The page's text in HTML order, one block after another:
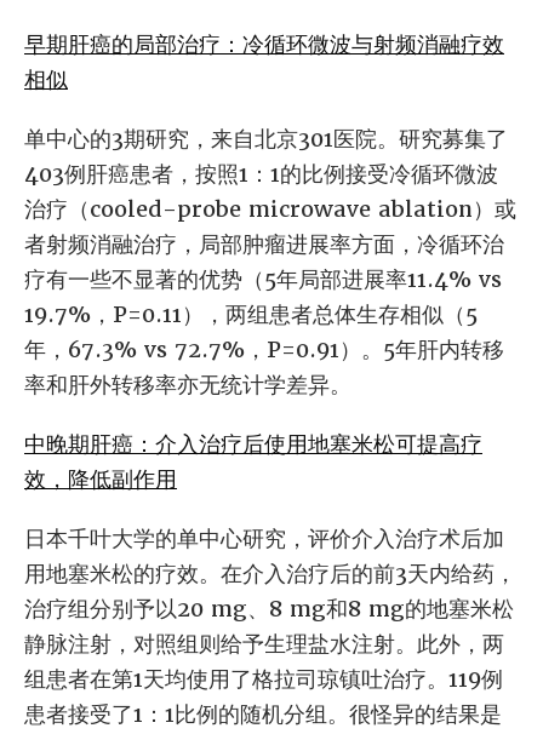
早期肝癌的局部治疗：冷循环微波与射频消融疗效
相似
单中心的3期研究，来自北京301医院。研究募集了
403例肝癌患者，按照1：1的比例接受冷循环微波
治疗（cooled-probe microwave ablation）或
者射频消融治疗，局部肿瘤进展率方面，冷循环治
疗有一些不显著的优势（5年局部进展率11.4% vs
19.7%，P=0.11），两组患者总体生存相似（5
年，67.3% vs 72.7%，P=0.91）。5年肝内转移
率和肝外转移率亦无统计学差异。
中晚期肝癌：介入治疗后使用地塞米松可提高疗
效，降低副作用
日本千叶大学的单中心研究，评价介入治疗术后加
用地塞米松的疗效。在介入治疗后的前3天内给药，
治疗组分别予以20 mg、8 mg和8 mg的地塞米松
静脉注射，对照组则给予生理盐水注射。此外，两
组患者在第1天均使用了格拉司琼镇吐治疗。119例
患者接受了1：1比例的随机分组。很怪异的结果是